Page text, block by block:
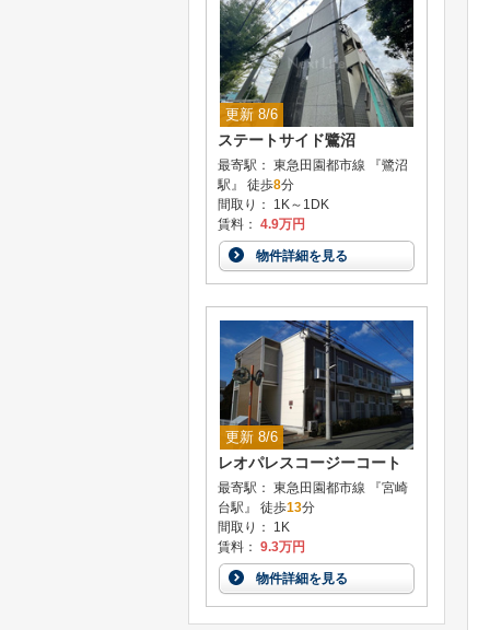
更新 8/6
ステートサイド鷺沼
最寄駅： 東急田園都市線 『鷺沼
駅』 徒歩8分
間取り： 1K～1DK
賃料： 4.9万円
物件詳細を見る
更新 8/6
レオパレスコージーコート
最寄駅： 東急田園都市線 『宮崎
台駅』 徒歩13分
間取り： 1K
賃料： 9.3万円
物件詳細を見る